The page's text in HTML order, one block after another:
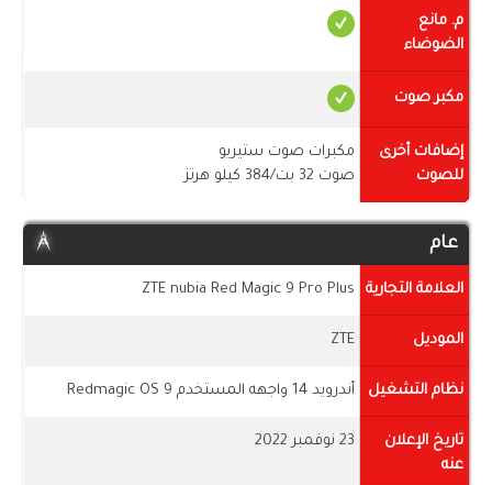
م. مانع
الضوضاء
مكبر صوت
إضافات أخرى
للصوت
مكبرات صوت ستيريو
صوت 32 بت/384 كيلو هرتز
عام
العلامة التجارية ZTE nubia Red Magic 9 Pro Plus
الموديل ZTE
نظام التشغيل أندرويد 14 واجهه المستخدم Redmagic OS 9
تاريخ الإعلان
عنه
23 نوفمبر 2022